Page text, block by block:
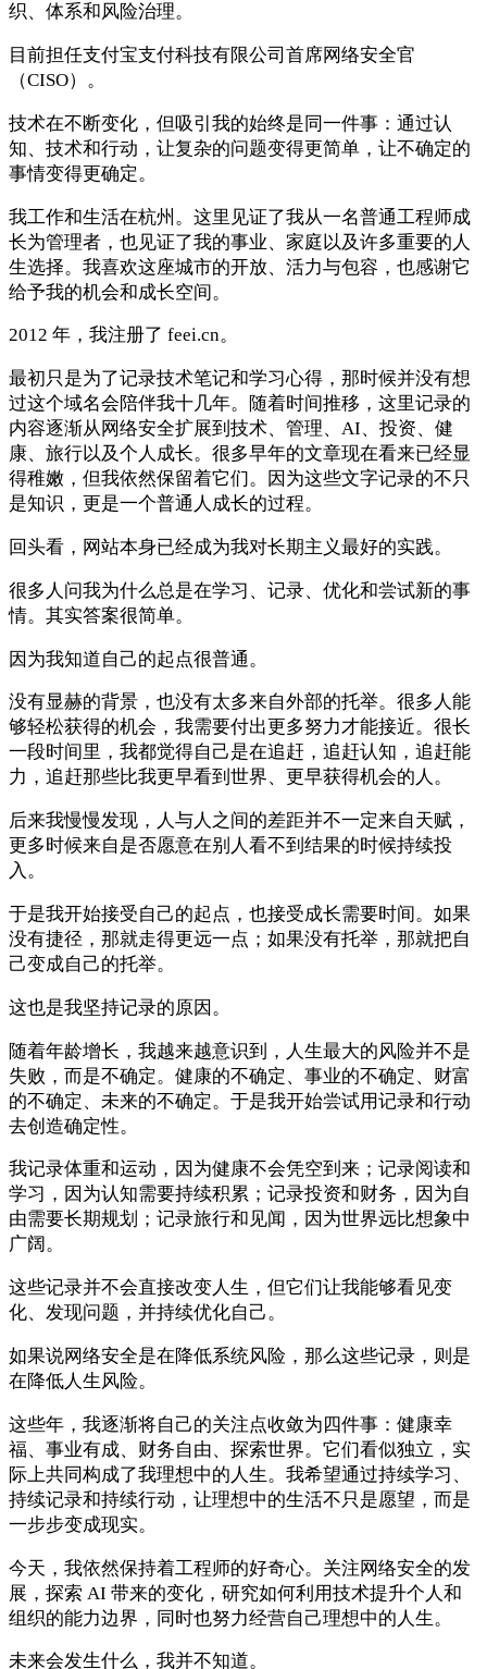
织、体系和风险治理。
目前担任支付宝支付科技有限公司首席网络安全官
（CISO）。
技术在不断变化，但吸引我的始终是同一件事：通过认
知、技术和行动，让复杂的问题变得更简单，让不确定的
事情变得更确定。
我工作和生活在杭州。这里见证了我从一名普通工程师成
长为管理者，也见证了我的事业、家庭以及许多重要的人
生选择。我喜欢这座城市的开放、活力与包容，也感谢它
给予我的机会和成长空间。
2012 年，我注册了 feei.cn。
最初只是为了记录技术笔记和学习心得，那时候并没有想
过这个域名会陪伴我十几年。随着时间推移，这里记录的
内容逐渐从网络安全扩展到技术、管理、AI、投资、健
康、旅行以及个人成长。很多早年的文章现在看来已经显
得稚嫩，但我依然保留着它们。因为这些文字记录的不只
是知识，更是一个普通人成长的过程。
回头看，网站本身已经成为我对长期主义最好的实践。
很多人问我为什么总是在学习、记录、优化和尝试新的事
情。其实答案很简单。
因为我知道自己的起点很普通。
没有显赫的背景，也没有太多来自外部的托举。很多人能
够轻松获得的机会，我需要付出更多努力才能接近。很长
一段时间里，我都觉得自己是在追赶，追赶认知，追赶能
力，追赶那些比我更早看到世界、更早获得机会的人。
后来我慢慢发现，人与人之间的差距并不一定来自天赋，
更多时候来自是否愿意在别人看不到结果的时候持续投
入。
于是我开始接受自己的起点，也接受成长需要时间。如果
没有捷径，那就走得更远一点；如果没有托举，那就把自
己变成自己的托举。
这也是我坚持记录的原因。
随着年龄增长，我越来越意识到，人生最大的风险并不是
失败，而是不确定。健康的不确定、事业的不确定、财富
的不确定、未来的不确定。于是我开始尝试用记录和行动
去创造确定性。
我记录体重和运动，因为健康不会凭空到来；记录阅读和
学习，因为认知需要持续积累；记录投资和财务，因为自
由需要长期规划；记录旅行和见闻，因为世界远比想象中
广阔。
这些记录并不会直接改变人生，但它们让我能够看见变
化、发现问题，并持续优化自己。
如果说网络安全是在降低系统风险，那么这些记录，则是
在降低人生风险。
这些年，我逐渐将自己的关注点收敛为四件事：健康幸
福、事业有成、财务自由、探索世界。它们看似独立，实
际上共同构成了我理想中的人生。我希望通过持续学习、
持续记录和持续行动，让理想中的生活不只是愿望，而是
一步步变成现实。
今天，我依然保持着工程师的好奇心。关注网络安全的发
展，探索 AI 带来的变化，研究如何利用技术提升个人和
组织的能力边界，同时也努力经营自己理想中的人生。
未来会发生什么，我并不知道。